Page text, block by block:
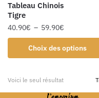
Tableau Chinois
Tigre
40.90€ – 59.90€
Choix des options
Voici le seul résultat